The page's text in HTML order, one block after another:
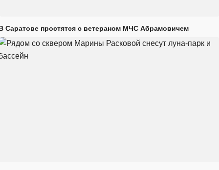
Саратове простятся с ветераном МЧС Абрамовичем